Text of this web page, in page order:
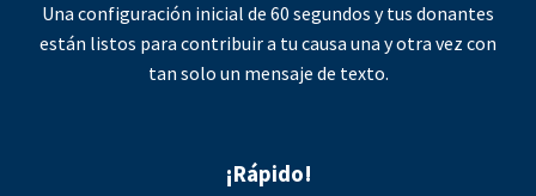
Una configuración inicial de 60 segundos y tus donantes
están listos para contribuir a tu causa una y otra vez con
tan solo un mensaje de texto.
¡Rápido!